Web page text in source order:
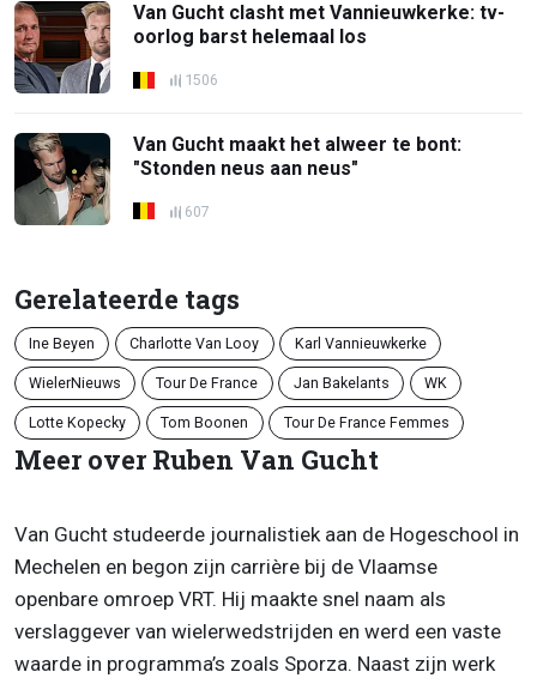
Van Gucht clasht met Vannieuwkerke: tv-
oorlog barst helemaal los
1506
Van Gucht maakt het alweer te bont:
"Stonden neus aan neus"
607
Gerelateerde tags
Ine Beyen Charlotte Van Looy Karl Vannieuwkerke
WielerNieuws Tour De France Jan Bakelants WK
Lotte Kopecky Tom Boonen Tour De France Femmes
Meer over Ruben Van Gucht
Van Gucht studeerde journalistiek aan de Hogeschool in
Mechelen en begon zijn carrière bij de Vlaamse
openbare omroep VRT. Hij maakte snel naam als
verslaggever van wielerwedstrijden en werd een vaste
waarde in programma’s zoals Sporza. Naast zijn werk